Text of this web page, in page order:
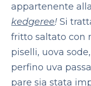
appartenente
kedgeree!Si
fritto saltato con
piselli, uova
perfino uva
pare sia stata